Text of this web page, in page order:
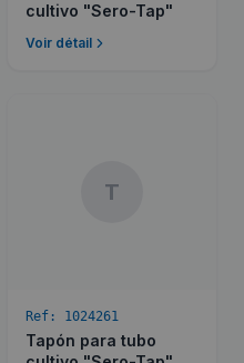
cultivo "Sero-Tap"
Voir détail
T
Ref: 1024261
Tapón para tubo